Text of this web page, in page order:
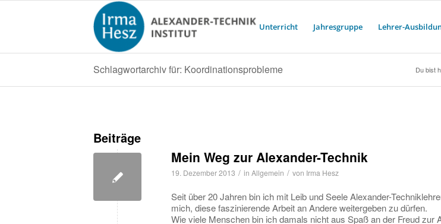
Unterricht Jahresgruppe Lehrer-
Schlagwortarchiv für: Koordinationsprobleme Du bist
Beiträge
Mein Weg zur Alexander-Technik
19. Dezember 2013 / in Allgemein / von Irma Hesz
Seit über 20 Jahren bin ich mit Leib und Seele Alexander-
mich, diese faszinierende Arbeit an Andere weitergeben zu dürfen.
Wie viele Menschen bin ich damals nicht aus Spaß an der Freud zur